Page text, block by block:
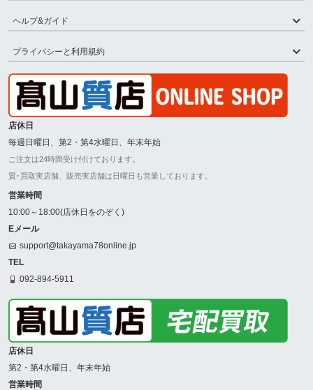
ヘルプ&ガイド
プライバシーと利用規約
店休日
毎週日曜日、第2・第4水曜日、年末年始
ご注文は24時間受け付けております。
質･買取実店舗、販売実店舗は日曜日も営業しております。
営業時間
10:00～18:00(店休日をのぞく)
Eメール
support@takayama78online.jp
TEL
092-894-5911
店休日
第2・第4水曜日、年末年始
営業時間